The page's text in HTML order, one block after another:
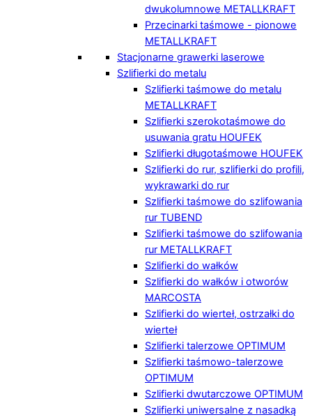
dwukolumnowe METALLKRAFT
Przecinarki taśmowe - pionowe
METALLKRAFT
Stacjonarne grawerki laserowe
Szlifierki do metalu
Szlifierki taśmowe do metalu
METALLKRAFT
Szlifierki szerokotaśmowe do
usuwania gratu HOUFEK
Szlifierki długotaśmowe HOUFEK
Szlifierki do rur, szlifierki do profili,
wykrawarki do rur
Szlifierki taśmowe do szlifowania
rur TUBEND
Szlifierki taśmowe do szlifowania
rur METALLKRAFT
Szlifierki do wałków
Szlifierki do wałków i otworów
MARCOSTA
Szlifierki do wierteł, ostrzałki do
wierteł
Szlifierki talerzowe OPTIMUM
Szlifierki taśmowo-talerzowe
OPTIMUM
Szlifierki dwutarczowe OPTIMUM
Szlifierki uniwersalne z nasadką